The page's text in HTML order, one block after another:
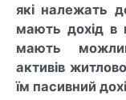
які належать
мають дохід в
мають
активів
їм пасивний